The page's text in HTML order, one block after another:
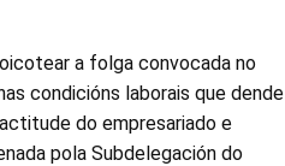
a folga convocada no
condicións laborais que dende
do empresariado e
pola Subdelegación do